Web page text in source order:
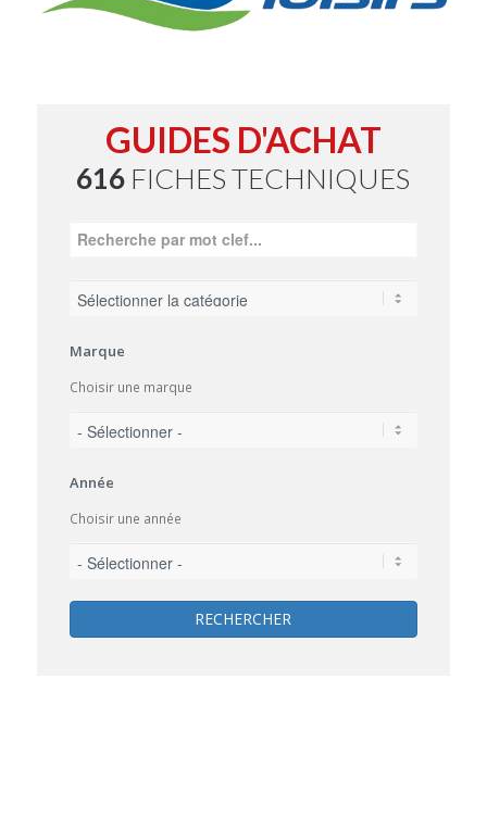
GUIDES D'ACHAT
616 FICHES TECHNIQUES
Marque
Choisir une marque
Année
Choisir une année
RECHERCHER